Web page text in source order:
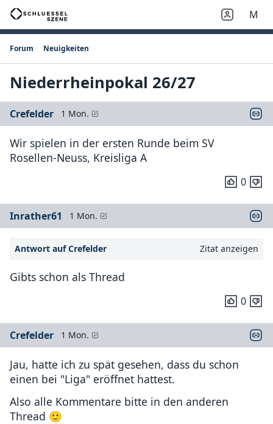
M
Forum Neuigkeiten
Niederrheinpokal 26/27
Crefelder 1 Mon.
Wir spielen in der ersten Runde beim SV
Rosellen-Neuss, Kreisliga A
0
Inrather61 1 Mon.
Antwort auf Crefelder Zitat anzeigen
Gibts schon als Thread
0
Crefelder 1 Mon.
Jau, hatte ich zu spät gesehen, dass du schon
einen bei "Liga" eröffnet hattest.
Also alle Kommentare bitte in den anderen
Thread 🙂